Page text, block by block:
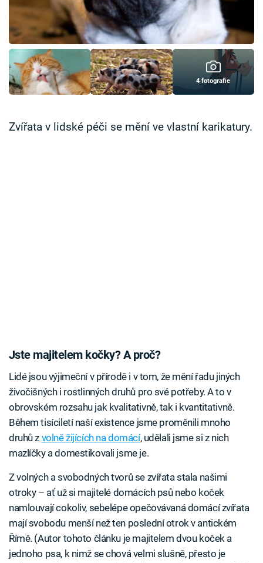
Časopis
Sledujte prima+
Přihlášení
Sledujte nás
4 fotografie
Zvířata v lidské péči se mění ve vlastní karikatury.
Jste majitelem kočky? A proč?
Lidé jsou výjimeční v přírodě i v tom, že mění řadu jiných
živočišných i rostlinných druhů pro své potřeby. A to v
obrovském rozsahu jak kvalitativně, tak i kvantitativně.
Během tisíciletí naší existence jsme proměnili mnoho
druhů z volně žijících na domácí, udělali jsme si z nich
mazlíčky a domestikovali jsme je.
Z volných a svobodných tvorů se zvířata stala našimi
otroky – ať už si majitelé domácích psů nebo koček
namlouvají cokoliv, sebelépe opečovávaná domácí zvířata
mají svobodu menší než ten poslední otrok v antickém
Římě. (Autor tohoto článku je majitelem dvou koček a
jednoho psa, k nimž se chová velmi slušně, přesto je